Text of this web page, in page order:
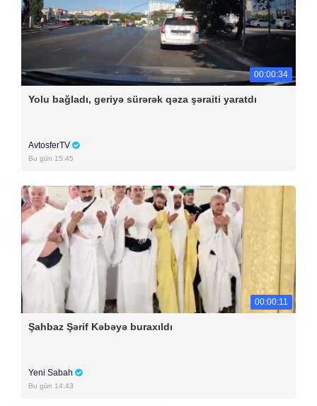
00:00:34
Yolu bağladı, geriyə sürərək qəza şəraiti yaratdı
AvtosferTV
Bu gün 15:45
00:00:11
Şahbaz Şərif Kəbəyə buraxıldı
Yeni Sabah
Bu gün 14:43